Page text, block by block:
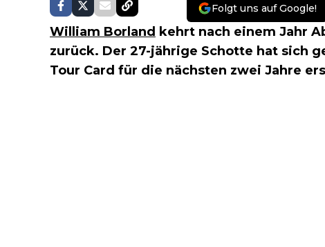
Folgt uns auf Google!
William Borland kehrt nach einem Jahr
zurück. Der 27-jährige Schotte hat sich
Tour Card für die nächsten zwei Jahre